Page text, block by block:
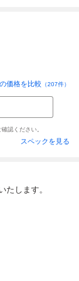
価格を比較 （207件）
認ください。
スペックを見る
たします。